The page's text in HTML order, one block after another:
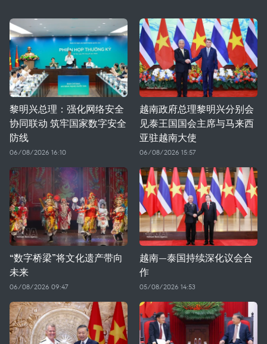
黎明兴总理：强化网络安全
协同联动 筑牢国家数字安全
防线
06/08/2026 16:10
越南政府总理黎明兴分别会
见泰王国国会主席与马来西
亚驻越南大使
06/08/2026 15:57
“数字桥梁”将文化遗产带向
未来
06/08/2026 09:47
越南—泰国持续深化议会合
作
05/08/2026 14:53